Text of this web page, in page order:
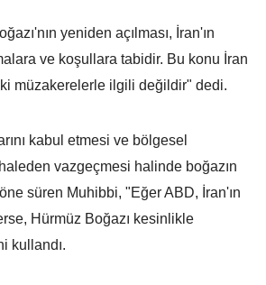
yeniden açılması, İran'ın
ve koşullara tabidir. Bu konu İran
müzakerelerle ilgili değildir" dedi.
kabul etmesi ve bölgesel
vazgeçmesi halinde boğazın
süren Muhibbi, "Eğer ABD, İran'ın
Hürmüz Boğazı kesinlikle
kullandı.